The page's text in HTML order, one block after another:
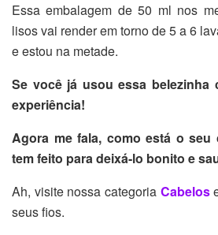
Essa embalagem de 50 ml nos
lisos vai render em torno de 5 a 6
e estou na metade.
Se você já usou essa belezinha
experiência!
Agora me fala, como está o seu
tem feito para deixá-lo bonito e
Ah, visite nossa categoria Cabelos
seus fios.